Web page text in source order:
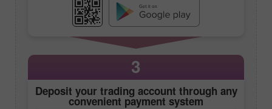
3
Deposit your trading account through any
convenient payment system